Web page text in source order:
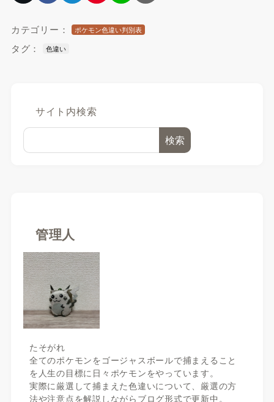
カテゴリー： ポケモン色違い判別表
タグ： 色違い
サイト内検索
検索
管理人
たそがれ
全てのポケモンをゴージャスボールで捕まえること
を人生の目標に日々ポケモンをやっています。
実際に厳選して捕まえた色違いについて、厳選の方
法や注意点を解説しながらブログ形式で更新中。